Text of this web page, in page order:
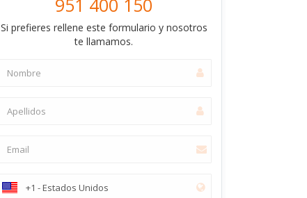
Si prefieres rellene este formulario y nosotros
te llamamos.